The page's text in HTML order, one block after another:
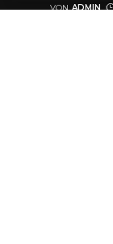
VON ADMIN